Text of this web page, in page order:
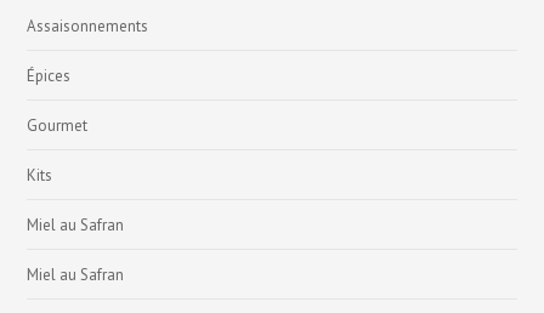
Assaisonnements
Épices
Gourmet
Kits
Miel au Safran
Miel au Safran